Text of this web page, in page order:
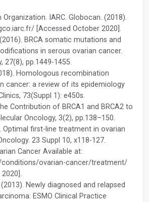
IARC. Globocan. (2018).
[Accessed October 2020].
BRCA somatic mutations and
in serous ovarian cancer.
27(8), pp.1449-1455.
Homologous recombination
cancer: a review of its epidemiology
73(Suppl 1): e450s.
Contribution of BRCA1 and BRCA2 to
Oncology, 3(2), pp.138–150.
Optimal first-line treatment in ovarian
23 Suppl 10, x118-127.
Cancer Available at:
conditions/ovarian-cancer/treatment/
Newly diagnosed and relapsed
ESMO Clinical Practice